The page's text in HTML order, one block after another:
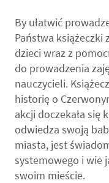
By ułatwić
Państwa
dzieci wraz z
do prowadzenia
nauczycieli.
historię o
akcji doczekała się
odwiedza swoją
miasta, jest
systemowego i wie
swoim mieście.